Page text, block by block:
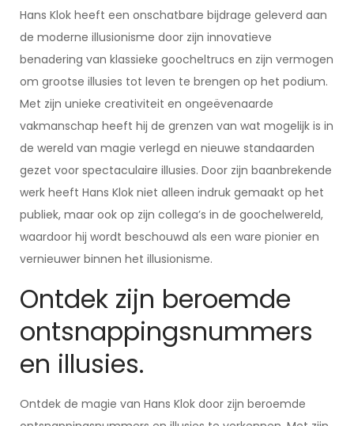
Hans Klok heeft een onschatbare bijdrage geleverd aan
de moderne illusionisme door zijn innovatieve
benadering van klassieke goocheltrucs en zijn vermogen
om grootse illusies tot leven te brengen op het podium.
Met zijn unieke creativiteit en ongeëvenaarde
vakmanschap heeft hij de grenzen van wat mogelijk is in
de wereld van magie verlegd en nieuwe standaarden
gezet voor spectaculaire illusies. Door zijn baanbrekende
werk heeft Hans Klok niet alleen indruk gemaakt op het
publiek, maar ook op zijn collega’s in de goochelwereld,
waardoor hij wordt beschouwd als een ware pionier en
vernieuwer binnen het illusionisme.
Ontdek zijn beroemde
ontsnappingsnummers
en illusies.
Ontdek de magie van Hans Klok door zijn beroemde